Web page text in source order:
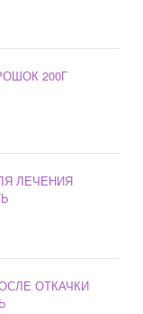
200Г
ЛЕЧЕНИЯ
ОТКАЧКИ